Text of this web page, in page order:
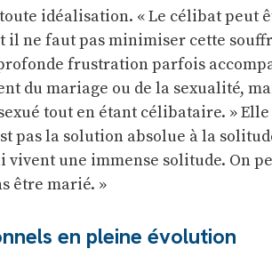
idéalisation. « Le célibat peut
il ne faut pas minimiser cette
frustration parfois
du mariage ou de la sexualité,
tout en étant célibataire. »
pas la solution absolue à la
vivent une immense solitude. On
être marié. »
en pleine évolution